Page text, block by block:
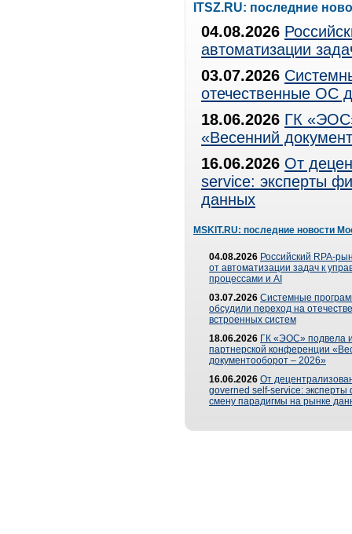
ITSZ.RU: последние
04.08.2026
автоматизации
03.07.2026
отечественные ОС
18.06.2026 ГК
«Весенний
16.06.2026 От
service: эксперты
данных
MSKIT.RU: последние новости
04.08.2026 Российский RPA-
от автоматизации задач к
процессами и AI
03.07.2026 Системные
обсудили переход на
встроенных систем
18.06.2026 ГК «ЭОС» подвела
партнерской конференции
документооборот – 2026»
16.06.2026 От
governed self-service: эксперты
смену парадигмы на рынке